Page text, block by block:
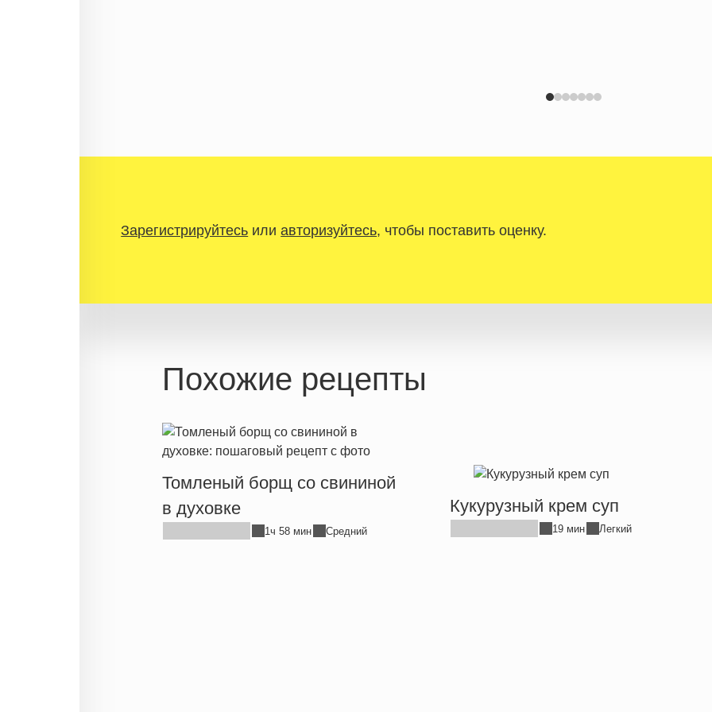
Зарегистрируйтесьили авторизуйтесь, чтобы поставить оценку.
Похожие рецепты
Томленый борщ со свининой
в духовке
1ч 58 мин Средний
Кукурузный крем суп
19 мин Легкий